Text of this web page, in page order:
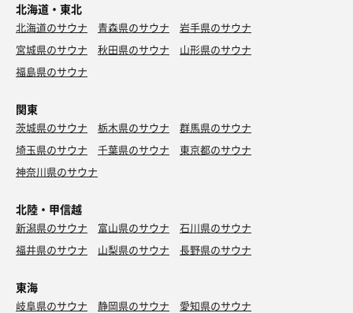
北海道・東北
北海道のサウナ 青森県のサウナ
岩手県のサウナ
宮城県のサウナ
秋田県のサウナ
山形県のサウナ
福島県のサウナ
関東
茨城県のサウナ 栃木県のサウナ
群馬県のサウナ
埼玉県のサウナ
千葉県のサウナ
東京都のサウナ
神奈川県のサウナ
北陸・甲信越
新潟県のサウナ 富山県のサウナ
石川県のサウナ
福井県のサウナ
山梨県のサウナ 長野県のサウナ
東海
岐阜県のサウナ 静岡県のサウナ
愛知県のサウナ